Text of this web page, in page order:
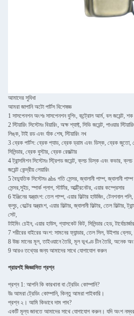
আমাদের সুবিধা
আমরা জাপানি অটো পার্টস বিশেষজ্ঞ
1 সাসপেনশন অংশঃ সাসপেনশন বুশিং, কন্ট্রোল আর্ম, বল জয়েন্ট,
2 স্টিয়ারিং সিস্টেমঃ বিয়ারিং, অক্ষ শ্যাফ্ট, সিভি জয়েন্ট, পাওয়ার
লিঙ্ক, টাই রড এবং র্যাক শেষ, স্টিয়ারিং নখ
3 ব্রেক পার্টস: ব্রেক প্যাড, ব্রেক ড্রাম এবং ডিস্ক, ব্রেক জুতো,
সিলিন্ডার, ব্রেক বুস্টার, ব্রেক রেজল্টার
4 ট্রান্সমিশন সিস্টেমঃ স্ট্রিপড জয়েন্ট, ক্লচ ডিস্ক এবং কভার, ক্লচ
জয়েন্ট কেন্দ্রীয় লেয়ারিং
5 বৈদ্যুতিক সিস্টেমঃ abs গতি সেন্সর, জ্বালানী পাম্প, জ্বালানী
সেন্সর,সুইচ, স্পার্ক প্লাগ, স্টার্টার, আল্ট্রিনেটর, এয়ার কম্প্রেসার
6 ইঞ্জিনের যন্ত্রাংশ: তেল পাম্প, এয়ার ফিল্টার হাউজিং, টেনশনাল
ক্লুচ, বেল্টের যন্ত্রাংশ, এয়ার ফিল্টার, জ্বালানী ফিল্টার, তেল ফিল্টার,
সেট,
টাইমিং চেইন, এয়ার হাউস, গ্যাসকেট কিট, সিলিন্ডার হেড,
7 শরীরের বাইরের অংশ: সামনের ফ্যান্ডার, তেল সিল, উইপার ব্লেড,
8 উচ্চ মানের মূল, তাইওয়ানে তৈরি, মূল ভূখণ্ড চীন তৈরি, অনেক
9 আরও তথ্যের জন্য আমাদের সাথে যোগাযোগ করুন
প্রায়শই জিজ্ঞাসিত প্রশ্ন
প্রশ্ন 1: আপনি কি কারখানা বা ট্রেডিং কোম্পানি?
উঃ আমরা ট্রেডিং কোম্পানি, কিন্তু আমরা পাইকারি।
প্রশ্ন ২। আমি কিভাবে দাম পাব?
একটি মূল্য জানতে আমাদের সাথে যোগাযোগ করুন। যদি অংশ